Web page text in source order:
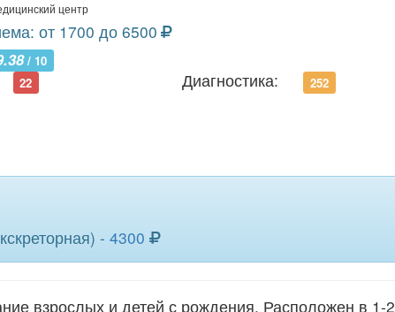
центр
от 1700 до 6500
/ 10
22 Диагностика: 252
- 4300
взрослых и детей с рождения. Расположен в 1-2